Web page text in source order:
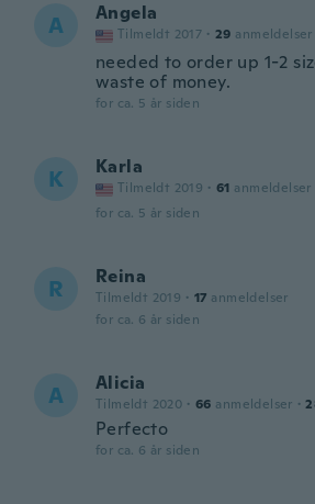
A Angela
Tilmeldt 2017 · 29 anmeldelser
needed to order up 1-2
waste of money.
for ca. 5 år siden
K Karla
Tilmeldt 2019 · 61 anmeldelser
for ca. 5 år siden
R Reina
Tilmeldt 2019 · 17 anmeldelser
for ca. 6 år siden
A Alicia
Tilmeldt 2020 · 66 anmeldelser ·
Perfecto
for ca. 6 år siden